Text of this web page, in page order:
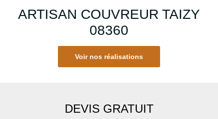
ARTISAN COUVREUR TAIZY
08360
Voir nos réalisations
DEVIS GRATUIT